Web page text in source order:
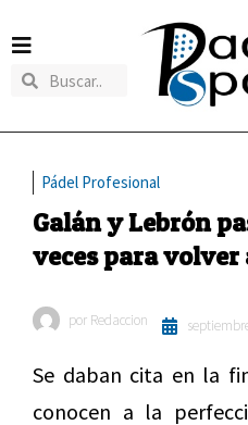
Pádel Profesional
Galán y Lebrón
veces para volver
por Redaccion
Se daban cita en la
conocen a la